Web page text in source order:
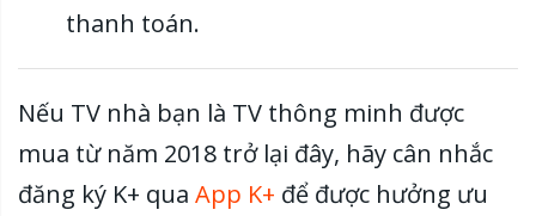
thanh toán.
Nếu TV nhà bạn là TV thông minh được
mua từ năm 2018 trở lại đây, hãy cân nhắc
đăng ký K+ qua App K+ để được hưởng ưu